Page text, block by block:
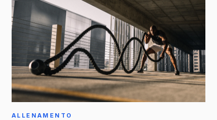
ALLENAMENTO